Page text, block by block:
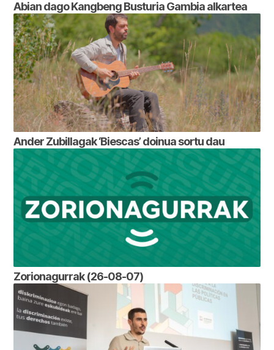
Abian dago Kangbeng Busturia Gambia alkartea
Ander Zubillagak ‘Biescas’ doinua sortu dau
Zorionagurrak (26-08-07)